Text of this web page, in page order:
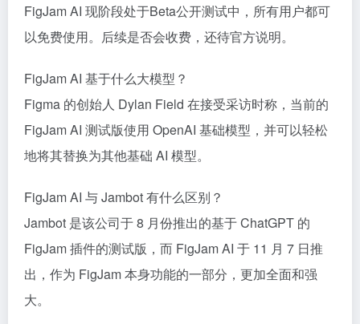
FigJam AI 现阶段处于Beta公开测试中，所有用户都可
以免费使用。后续是否会收费，还待官方说明。
FigJam AI 基于什么大模型？
Figma 的创始人 Dylan Field 在接受采访时称，当前的
FigJam AI 测试版使用 OpenAI 基础模型，并可以轻松
地将其替换为其他基础 AI 模型。
FigJam AI 与 Jambot 有什么区别？
Jambot 是该公司于 8 月份推出的基于 ChatGPT 的
FigJam 插件的测试版，而 FigJam AI 于 11 月 7 日推
出，作为 FigJam 本身功能的一部分，更加全面和强
大。